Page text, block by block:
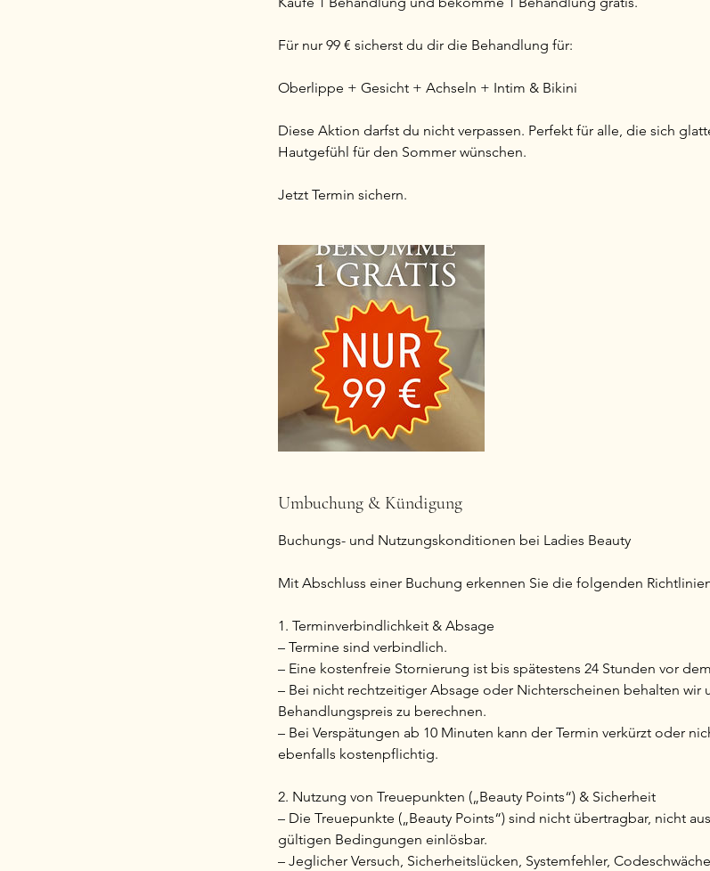
Für nur 99 € sicherst du dir die Behandlung für:
Oberlippe + Gesicht + Achseln + Intim & Bikini
Diese Aktion darfst du nicht verpassen. Perfekt für alle, die sich
Hautgefühl für den Sommer wünschen.
Jetzt Termin sichern.
Umbuchung & Kündigung
Buchungs- und Nutzungskonditionen bei Ladies Beauty
Mit Abschluss einer Buchung erkennen Sie die folgenden
1. Terminverbindlichkeit & Absage
– Termine sind verbindlich.
– Eine kostenfreie Stornierung ist bis spätestens 24 Stunden vor
– Bei nicht rechtzeitiger Absage oder Nichterscheinen behalten wir
Behandlungspreis zu berechnen.
– Bei Verspätungen ab 10 Minuten kann der Termin verkürzt oder
ebenfalls kostenpflichtig.
2. Nutzung von Treuepunkten („Beauty Points“) & Sicherheit
– Die Treuepunkte („Beauty Points“) sind nicht übertragbar, nicht
gültigen Bedingungen einlösbar.
– Jeglicher Versuch, Sicherheitslücken, Systemfehler,